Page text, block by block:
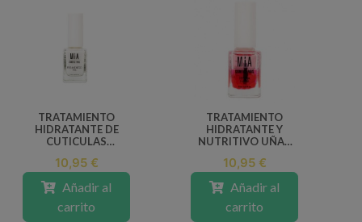
TRATAMIENTO
HIDRATANTE DE
CUTICULAS
11ML
10,95 €
Añadir al
carrito
TRATAMIENTO
HIDRATANTE Y
NUTRITIVO UÑAS
11ML
10,95 €
Añadir al
carrito